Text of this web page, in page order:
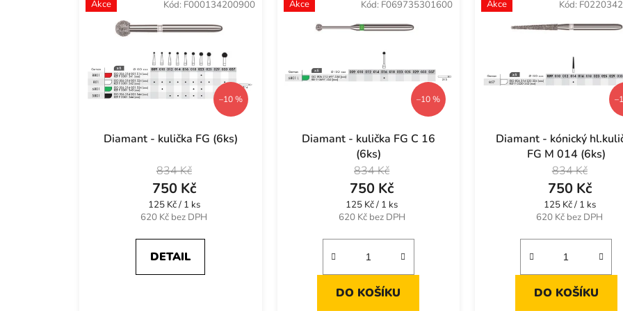
Akce
–10 %
Diamant - kulička FG (6ks)
620 Kč bez DPH
750 Kč
834 Kč
Měrná
cena:
125 Kč / 1 ks
DETAIL
Kód: F000134200900 Akce
–10 %
Diamant - kulička FG C 16
(6ks)
620 Kč bez DPH
750 Kč
834 Kč
Měrná
cena:
125 Kč / 1 ks
DO KOŠÍKU
Kód: F069735301600 Akce
Diamant - kónický
FG M 014 (6ks)
620 Kč bez DPH
750 Kč
834 Kč
Měrná
cena:
125 Kč / 1 ks
DO KOŠÍKU
Kód: